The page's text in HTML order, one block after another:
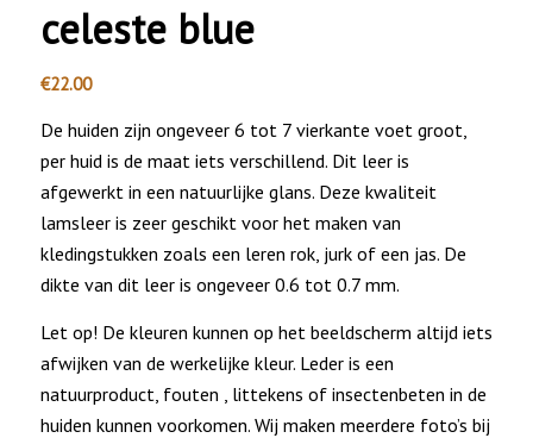
celeste blue
€22.00
De huiden zijn ongeveer 6 tot 7 vierkante voet groot,
per huid is de maat iets verschillend. Dit leer is
afgewerkt in een natuurlijke glans. Deze kwaliteit
lamsleer is zeer geschikt voor het maken van
kledingstukken zoals een leren rok, jurk of een jas. De
dikte van dit leer is ongeveer 0.6 tot 0.7 mm.
Let op! De kleuren kunnen op het beeldscherm altijd iets
afwijken van de werkelijke kleur. Leder is een
natuurproduct, fouten , littekens of insectenbeten in de
huiden kunnen voorkomen. Wij maken meerdere foto’s bij